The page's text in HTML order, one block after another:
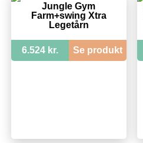
Jungle Gym
Farm+swing Xtra
Legetårn
6.524 kr. Se produkt